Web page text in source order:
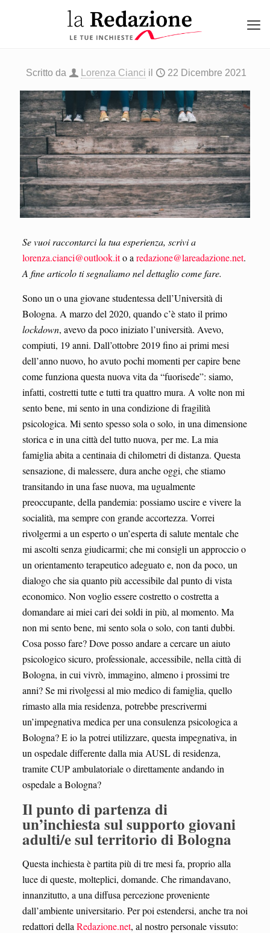
Scritto da Lorenza Cianci il 22 Dicembre 2021
Se vuoi raccontarci la tua esperienza, scrivi a
lorenza.cianci@outlook.ito a redazione@lareadazione.net.
A fine articolo ti segnaliamo nel dettaglio come fare.
Sono un o una giovane studentessa dell’Università di
Bologna. A marzo del 2020, quando c’è stato il primo
lockdown, avevo da poco iniziato l’università. Avevo,
compiuti, 19 anni. Dall’ottobre 2019 fino ai primi mesi
dell’anno nuovo, ho avuto pochi momenti per capire bene
come funziona questa nuova vita da “fuorisede”: siamo,
infatti, costretti tutte e tutti tra quattro mura. A volte non mi
sento bene, mi sento in una condizione di fragilità
psicologica. Mi sento spesso sola o solo, in una dimensione
storica e in una città del tutto nuova, per me. La mia
famiglia abita a centinaia di chilometri di distanza. Questa
sensazione, di malessere, dura anche oggi, che stiamo
transitando in una fase nuova, ma ugualmente
preoccupante, della pandemia: possiamo uscire e vivere la
socialità, ma sempre con grande accortezza. Vorrei
rivolgermi a un esperto o un’esperta di salute mentale che
mi ascolti senza giudicarmi; che mi consigli un approccio o
un orientamento terapeutico adeguato e, non da poco, un
dialogo che sia quanto più accessibile dal punto di vista
economico. Non voglio essere costretto o costretta a
domandare ai miei cari dei soldi in più, al momento. Ma
non mi sento bene, mi sento sola o solo, con tanti dubbi.
Cosa posso fare? Dove posso andare a cercare un aiuto
psicologico sicuro, professionale, accessibile, nella città di
Bologna, in cui vivrò, immagino, almeno i prossimi tre
anni? Se mi rivolgessi al mio medico di famiglia, quello
rimasto alla mia residenza, potrebbe prescrivermi
un’impegnativa medica per una consulenza psicologica a
Bologna? E io la potrei utilizzare, questa impegnativa, in
un ospedale differente dalla mia AUSL di residenza,
tramite CUP ambulatoriale o direttamente andando in
ospedale a Bologna?
Il punto di partenza di
un’inchiesta sul supporto giovani
adulti/e sul territorio di Bologna
Questa inchiesta è partita più di tre mesi fa, proprio alla
luce di queste, molteplici, domande. Che rimandavano,
innanzitutto, a una diffusa percezione proveniente
dall’ambiente universitario. Per poi estendersi, anche tra noi
redattori della Redazione.net, al nostro personale vissuto: